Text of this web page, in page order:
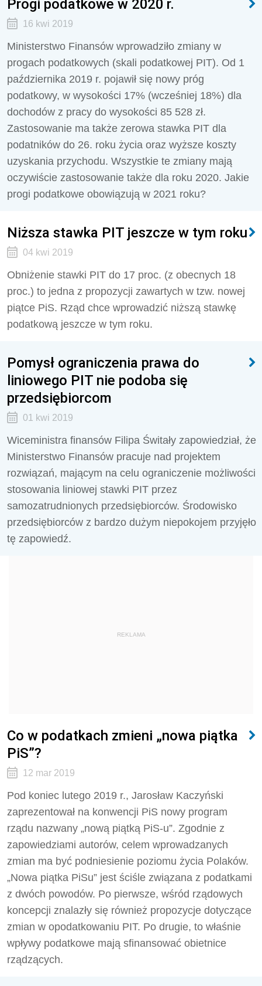
Progi podatkowe w 2020 r.
16 kwi 2019
Ministerstwo Finansów wprowadziło zmiany w
progach podatkowych (skali podatkowej PIT). Od 1
października 2019 r. pojawił się nowy próg
podatkowy, w wysokości 17% (wcześniej 18%) dla
dochodów z pracy do wysokości 85 528 zł.
Zastosowanie ma także zerowa stawka PIT dla
podatników do 26. roku życia oraz wyższe koszty
uzyskania przychodu. Wszystkie te zmiany mają
oczywiście zastosowanie także dla roku 2020. Jakie
progi podatkowe obowiązują w 2021 roku?
Niższa stawka PIT jeszcze w tym roku
04 kwi 2019
Obniżenie stawki PIT do 17 proc. (z obecnych 18
proc.) to jedna z propozycji zawartych w tzw. nowej
piątce PiS. Rząd chce wprowadzić niższą stawkę
podatkową jeszcze w tym roku.
Pomysł ograniczenia prawa do
liniowego PIT nie podoba się
przedsiębiorcom
01 kwi 2019
Wiceministra finansów Filipa Świtały zapowiedział, że
Ministerstwo Finansów pracuje nad projektem
rozwiązań, mającym na celu ograniczenie możliwości
stosowania liniowej stawki PIT przez
samozatrudnionych przedsiębiorców. Środowisko
przedsiębiorców z bardzo dużym niepokojem przyjęło
tę zapowiedź.
REKLAMA
Co w podatkach zmieni „nowa piątka
PiS”?
12 mar 2019
Pod koniec lutego 2019 r., Jarosław Kaczyński
zaprezentował na konwencji PiS nowy program
rządu nazwany „nową piątką PiS-u”. Zgodnie z
zapowiedziami autorów, celem wprowadzanych
zmian ma być podniesienie poziomu życia Polaków.
„Nowa piątka PiSu” jest ściśle związana z podatkami
z dwóch powodów. Po pierwsze, wśród rządowych
koncepcji znalazły się również propozycje dotyczące
zmian w opodatkowaniu PIT. Po drugie, to właśnie
wpływy podatkowe mają sfinansować obietnice
rządzących.